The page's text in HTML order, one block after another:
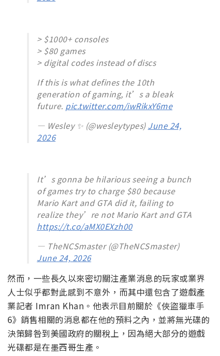
> $1000+ consoles
> $80 games
> digital codes instead of discs
If this is what defines the 10th
generation of gaming, it’s a bleak
future. pic.twitter.com/iwRikxY6me
— Wesley ✨ (@wesleytypes) June 24,
2026
It’s gonna be hilarious seeing a bunch
of games try to charge $80 because
Mario Kart and GTA did it, failing to
realize they’re not Mario Kart and GTA
https://t.co/aMX0EXzh00
— TheNCSmaster (@TheNCSmaster)
June 24, 2026
然而，一些長久以來密切關注產業消息的玩家或業界
人士似乎都對此感到不意外，而其中還包含了遊戲產
業記者 Imran Khan。他表示目前關於《俠盜獵車手
6》銷售相關的消息都在他的預料之內，並將無光碟的
決策歸咎到美國政府的關稅上，因為絕大部分的遊戲
光碟都是在墨西哥生產。